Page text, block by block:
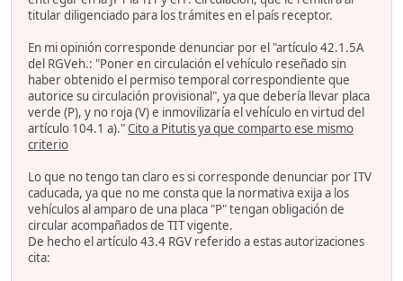
titular diligenciado para los trámites en el país receptor.
En mi opinión corresponde denunciar por el "artículo 42.1.5A
del RGVeh.: "Poner en circulación el vehículo reseñado sin
haber obtenido el permiso temporal correspondiente que
autorice su circulación provisional", ya que debería llevar placa
verde (P), y no roja (V) e inmovilizaría el vehículo en virtud del
artículo 104.1 a)."Cito a Pitutis ya que comparto ese mismo
criterio
Lo que no tengo tan claro es si corresponde denunciar por ITV
caducada, ya que no me consta que la normativa exija a los
vehículos al amparo de una placa "P" tengan obligación de
circular acompañados de TIT vigente.
De hecho el artículo 43.4 RGV referido a estas autorizaciones
cita: